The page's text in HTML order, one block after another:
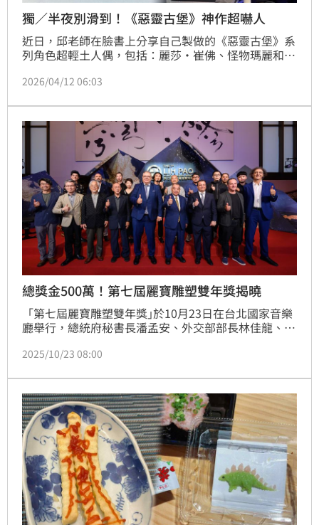
獨／半夜別滑到！《惡靈古堡》神作超嚇人
近日，邱老師在臉書上分享自己製做的《惡靈古堡》系
列角色超輕土人偶，包括：麗莎·崔佛、怪物瑪麗和唱
了驚嘆連連，甚至掀起熱議。談及創作的心路歷程，邱
大，遊戲出到了第9代，而他從則從害怕殭屍的小朋
友，到能把角色精巧製成雕像的雕塑老師。
2026/04/12 06:03
總獎金500萬！第七屆麗寶雕塑雙年獎揭曉
「第七屆麗寶雕塑雙年獎｣於10月23日在台北國家音樂
廳舉行，總統府秘書長潘孟安、外交部部長林佳龍、立
貿易文化推廣辦事處代表龍博文（Marco
（Christian Helbig）等貴賓都到場觀禮。總統府秘書
長潘孟安表示：「麗寶集團以城市改造為起點，不僅致
力於建築的翻新，更積極投入文化與藝術創作。
2025/10/23 08:00